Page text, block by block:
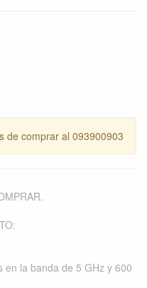
de comprar al 093900903
en la banda de 5 GHz y 600